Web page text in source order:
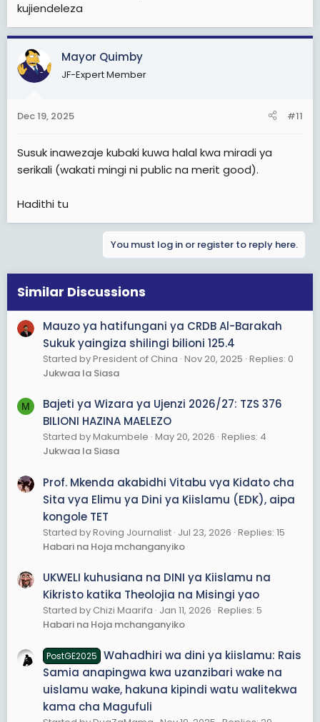
kujiendeleza
Mayor Quimby
JF-Expert Member
Dec 19, 2025 #11
Susuk inawezaje kubaki kuwa halal kwa miradi ya
serikali (wakati mingi ni public na merit good).
Hadithi tu
You must log in or register to reply here.
Similar Discussions
Mauzo ya hatifungani ya CRDB Al-Barakah
Sukuk yaingiza shilingi bilioni 125.4
Started by President of China Nov 20, 2025 Replies: 0
Jukwaa la Siasa
M
Bajeti ya Wizara ya Ujenzi 2026/27: TZS 376
BILIONI HAZINA MAELEZO
Started by Makumbele May 20, 2026 Replies: 4
Jukwaa la Siasa
Prof. Mkenda akabidhi Vitabu vya Kidato cha
Sita vya Elimu ya Dini ya Kiislamu (EDK), aipa
kongole TET
Started by Roving Journalist Jul 23, 2026 Replies: 15
Habari na Hoja mchanganyiko
UKWELI kuhusiana na DINI ya Kiislamu na
Kikristo katika Theolojia na Misingi yao
Started by Chizi Maarifa Jan 11, 2026 Replies: 5
Habari na Hoja mchanganyiko
PostGE2025
Wahadhiri wa dini ya kiislamu: Rais
Samia anapingwa kwa uzanzibari wake na
uislamu wake, hakuna kipindi watu walitekwa
kama cha Magufuli